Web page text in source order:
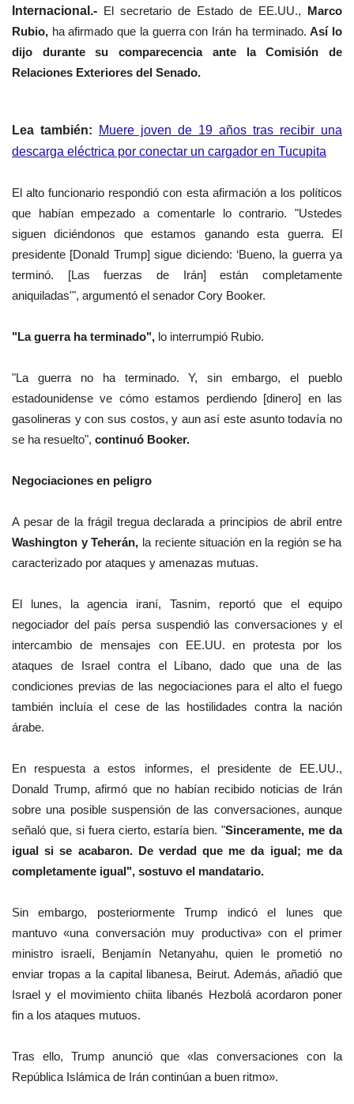
Internacional.- El secretario de Estado de EE.UU., Marco
Rubio, ha afirmado que la guerra con Irán ha terminado.Así lo
dijo durante su comparecencia ante la Comisión de
Relaciones Exteriores del Senado.
Lea también:
Muere joven de 19 años tras recibir una
descarga eléctrica por conectar un cargador en Tucupita
El alto funcionario respondió con esta afirmación a los políticos
que habían empezado a comentarle lo contrario. "Ustedes
siguen diciéndonos que estamos ganando esta guerra. El
presidente [Donald Trump] sigue diciendo: ‘Bueno, la guerra ya
terminó. [Las fuerzas de Irán] están completamente
aniquiladas'", argumentó el senador Cory Booker.
"La guerra ha terminado", lo interrumpió Rubio.
"La guerra no ha terminado. Y, sin embargo, el pueblo
estadounidense ve cómo estamos perdiendo [dinero] en las
gasolineras y con sus costos, y aun así este asunto todavía no
se ha resuelto", continuó Booker.
Negociaciones en peligro
A pesar de la frágil tregua declarada a principios de abril entre
Washington y Teherán, la reciente situación en la región se ha
caracterizado por ataques y amenazas mutuas.
El lunes, la agencia iraní, Tasnim, reportó que el equipo
negociador del país persa suspendió las conversaciones y el
intercambio de mensajes con EE.UU. en protesta por los
ataques de Israel contra el Líbano, dado que una de las
condiciones previas de las negociaciones para el alto el fuego
también incluía el cese de las hostilidades contra la nación
árabe.
En respuesta a estos informes, el presidente de EE.UU.,
Donald Trump, afirmó que no habían recibido noticias de Irán
sobre una posible suspensión de las conversaciones, aunque
señaló que, si fuera cierto, estaría bien. "Sinceramente, me da
igual si se acabaron. De verdad que me da igual; me da
completamente igual", sostuvo el mandatario.
Sin embargo, posteriormente Trump indicó el lunes que
mantuvo «una conversación muy productiva» con el primer
ministro israelí, Benjamín Netanyahu, quien le prometió no
enviar tropas a la capital libanesa, Beirut. Además, añadió que
Israel y el movimiento chiita libanés Hezbolá acordaron poner
fin a los ataques mutuos.
Tras ello, Trump anunció que «las conversaciones con la
República Islámica de Irán continúan a buen ritmo».